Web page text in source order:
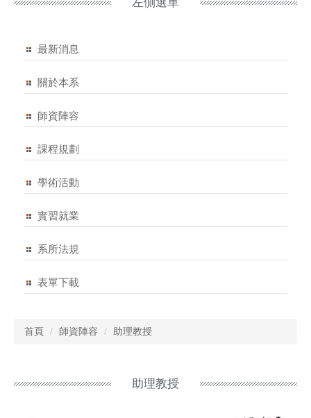
左側選單
最新消息
關於本系
師資陣容
課程規劃
學術活動
實習就業
系所法規
表單下載
首頁 師資陣容 助理教授
助理教授